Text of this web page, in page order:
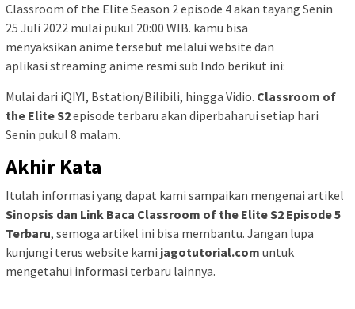
Classroom of the Elite Season 2 episode 4 akan tayang Senin
25 Juli 2022 mulai pukul 20:00 WIB. kamu bisa
menyaksikan anime tersebut melalui website dan
aplikasi streaming anime resmi sub Indo berikut ini:
Mulai dari iQIYI, Bstation/Bilibili, hingga Vidio. Classroom of
the Elite S2episode terbaru akan diperbaharui setiap hari
Senin pukul 8 malam.
Akhir Kata
Itulah informasi yang dapat kami sampaikan mengenai artikel
Sinopsis dan Link Baca Classroom of the Elite S2 Episode 5
Terbaru, semoga artikel ini bisa membantu. Jangan lupa
kunjungi terus website kami jagotutorial.com untuk
mengetahui informasi terbaru lainnya.